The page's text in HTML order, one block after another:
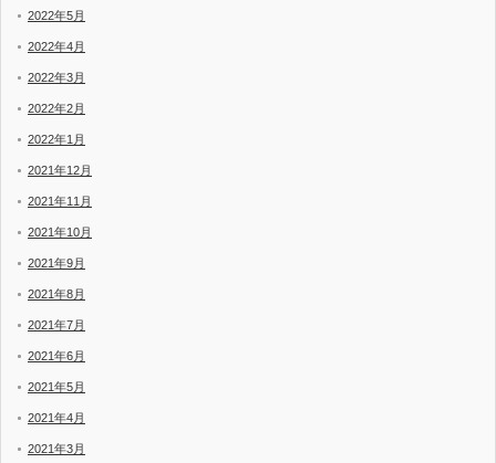
2022年5月
2022年4月
2022年3月
2022年2月
2022年1月
2021年12月
2021年11月
2021年10月
2021年9月
2021年8月
2021年7月
2021年6月
2021年5月
2021年4月
2021年3月